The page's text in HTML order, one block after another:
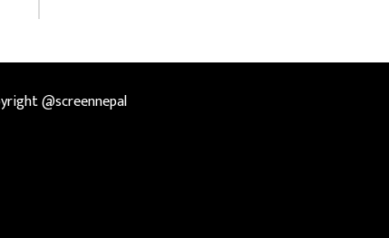
@screennepal